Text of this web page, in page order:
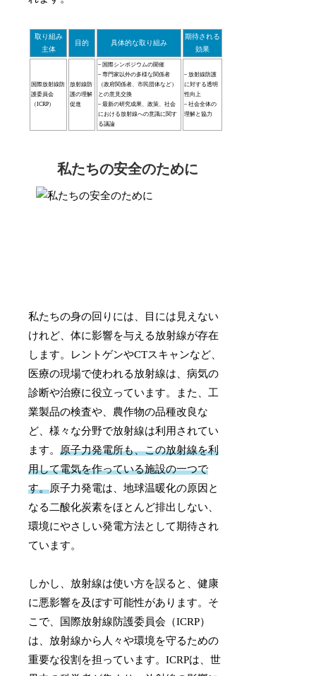
取り組み
主体
目的 具体的な取り組み
期待される
効果
国際放射線防
護委員会
（ICRP）
放射線防
護の理解
促進
– 国際シンポジウムの開催
– 専門家以外の多様な関係者
（政府関係者、市民団体など）
との意見交換
– 最新の研究成果、政策、社会
における放射線への意識に関す
る議論
– 放射線防護
に対する透明
性向上
– 社会全体の
理解と協力
私たちの安全のために
私たちの身の回りには、目には見えない
けれど、体に影響を与える放射線が存在
します。レントゲンやCTスキャンなど、
医療の現場で使われる放射線は、病気の
診断や治療に役立っています。また、工
業製品の検査や、農作物の品種改良な
ど、様々な分野で放射線は利用されてい
ます。原子力発電所も、この放射線を利
用して電気を作っている施設の一つで
す。原子力発電は、地球温暖化の原因と
なる二酸化炭素をほとんど排出しない、
環境にやさしい発電方法として期待され
ています。
しかし、放射線は使い方を誤ると、健康
に悪影響を及ぼす可能性があります。そ
こで、国際放射線防護委員会（ICRP）
は、放射線から人々や環境を守るための
重要な役割を担っています。ICRPは、世